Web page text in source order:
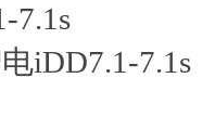
7.1s
iDD7.1-7.1s